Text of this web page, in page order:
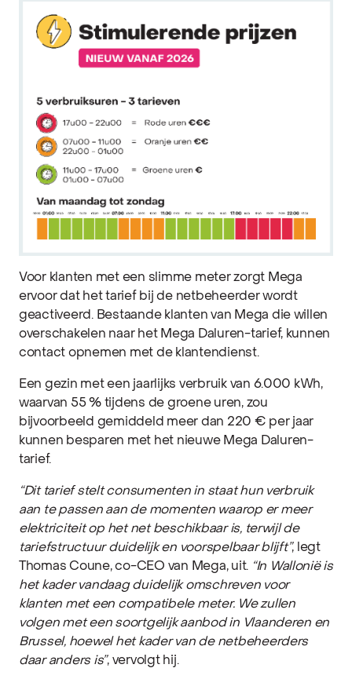
Voor klanten met een slimme meter zorgt Mega
ervoor dat het tarief bij de netbeheerder wordt
geactiveerd. Bestaande klanten van Mega die willen
overschakelen naar het Mega Daluren-tarief, kunnen
contact opnemen met de klantendienst.
Een gezin met een jaarlijks verbruik van 6.000 kWh,
waarvan 55 % tijdens de groene uren, zou
bijvoorbeeld gemiddeld meer dan 220 € per jaar
kunnen besparen met het nieuwe Mega Daluren-
tarief.
“Dit tarief stelt consumenten in staat hun verbruik
aan te passen aan de momenten waarop er meer
elektriciteit op het net beschikbaar is, terwijl de
tariefstructuur duidelijk en voorspelbaar blijft”, legt
Thomas Coune, co-CEO van Mega, uit. “In Wallonië is
het kader vandaag duidelijk omschreven voor
klanten met een compatibele meter. We zullen
volgen met een soortgelijk aanbod in Vlaanderen en
Brussel, hoewel het kader van de netbeheerders
daar anders is”, vervolgt hij.